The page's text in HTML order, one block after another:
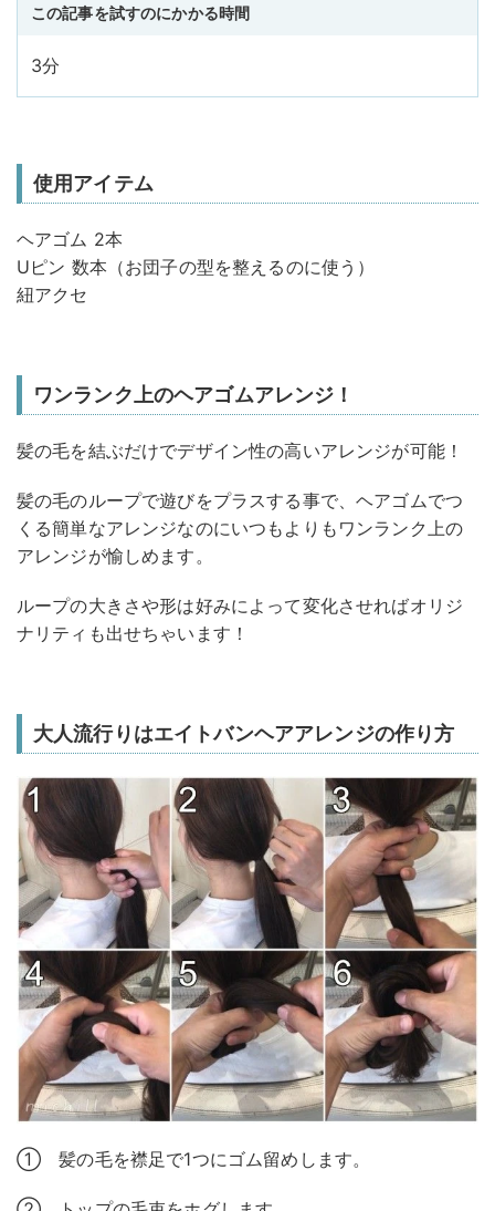
この記事を試すのにかかる時間
3分
使用アイテム
ヘアゴム 2本
Uピン 数本（お団子の型を整えるのに使う）
紐アクセ
ワンランク上のヘアゴムアレンジ！
髪の毛を結ぶだけでデザイン性の高いアレンジが可能！
髪の毛のループで遊びをプラスする事で、ヘアゴムでつ
くる簡単なアレンジなのにいつもよりもワンランク上の
アレンジが愉しめます。
ループの大きさや形は好みによって変化させればオリジ
ナリティも出せちゃいます！
大人流行りはエイトバンヘアアレンジの作り方
① 髪の毛を襟足で1つにゴム留めします。